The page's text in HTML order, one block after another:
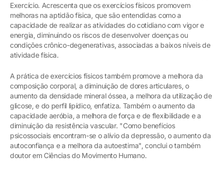
Exercício. Acrescenta que os exercícios físicos promovem
melhoras na aptidão física, que são entendidas como a
capacidade de realizar as atividades do cotidiano com vigor e
energia, diminuindo os riscos de desenvolver doenças ou
condições crônico-degenerativas, associadas a baixos níveis de
atividade física.
A prática de exercícios físicos também promove a melhora da
composição corporal, a diminuição de dores articulares, o
aumento da densidade mineral óssea, a melhora da utilização de
glicose, e do perfil lipídico, enfatiza. Também o aumento da
capacidade aeróbia, a melhora de força e de flexibilidade e a
diminuição da resistência vascular. "Como benefícios
psicossociais encontram-se o alívio da depressão, o aumento da
autoconfiança e a melhora da autoestima", conclui o também
doutor em Ciências do Movimento Humano.